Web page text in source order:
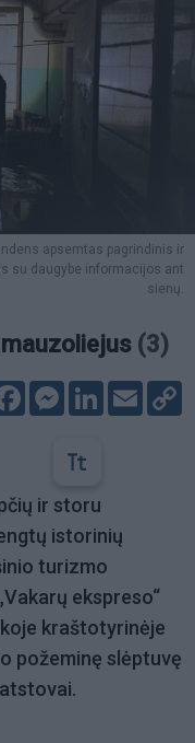
apsemtas pagrindinis ir
su daugybe informacijos ant
sienų.
(3)
FacebookMessenger
LinkedIn
Email
ir storu
istorinių
turizmo
ekspreso“
kraštotyrinėje
požeminę slėptuvę